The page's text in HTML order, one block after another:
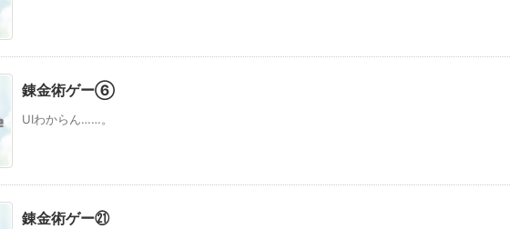
錬金術ゲー⑥
UIわからん……。
錬金術ゲー㉑